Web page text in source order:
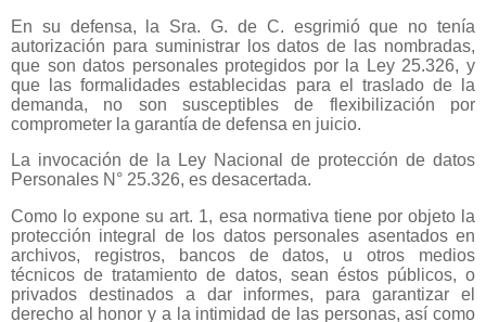
En su defensa, la Sra. G. de C. esgrimió que no tenía
autorización para suministrar los datos de las nombradas,
que son datos personales protegidos por la Ley 25.326, y
que las formalidades establecidas para el traslado de la
demanda, no son susceptibles de flexibilización por
comprometer la garantía de defensa en juicio.
La invocación de la Ley Nacional de protección de datos
Personales N° 25.326, es desacertada.
Como lo expone su art. 1, esa normativa tiene por objeto la
protección integral de los datos personales asentados en
archivos, registros, bancos de datos, u otros medios
técnicos de tratamiento de datos, sean éstos públicos, o
privados destinados a dar informes, para garantizar el
derecho al honor y a la intimidad de las personas, así como